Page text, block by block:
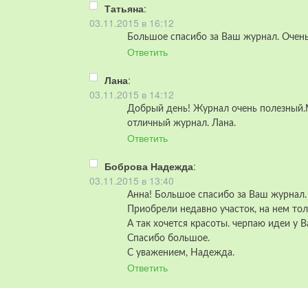
Татьяна:
03.11.2015 в 16:12
Большое спасибо за Ваш журнал.
Ответить
Лана:
03.11.2015 в 14:12
Добрый день! Журнал очень
отличный журнал. Лана.
Ответить
Боброва Надежда:
03.11.2015 в 13:40
Анна! Большое спасибо за Ваш журнал.
Приобрели недавно участок, на нем
А так хочется красоты. черпаю идеи у
Спасибо большое.
С уважением, Надежда.
Ответить